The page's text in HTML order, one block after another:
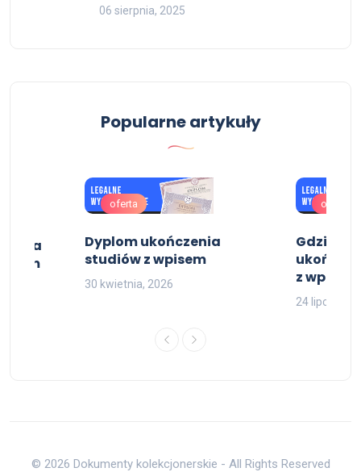
06 sierpnia, 2025
Popularne artykuły
oferta
Dyplom ukończenia
studiów z wpisem
30 kwietnia, 2026
oferta
Gdzie
z wpisem
24 lipca,
© 2026 Dokumenty kolekcjonerskie - All Rights Reserved